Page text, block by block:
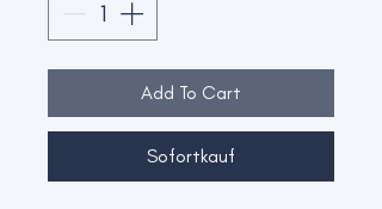
Add To Cart
Sofortkauf